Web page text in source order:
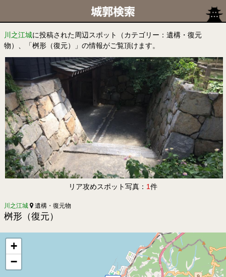
川之江城に投稿された周辺スポット（カテゴリー：遺構・復元
物）、「桝形（復元）」の情報がご覧頂けます。
リア攻めスポット写真： 1件
川之江城 遺構・復元物
桝形（復元）
+
−